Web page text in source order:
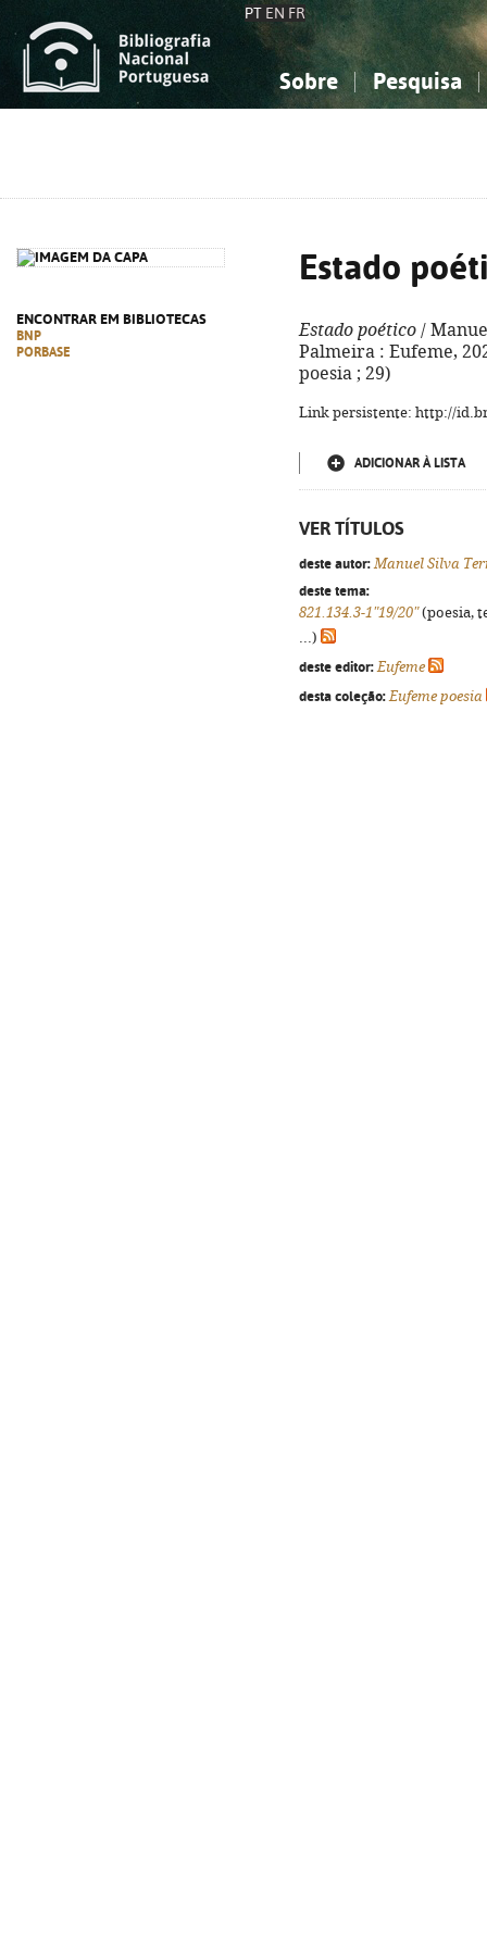
PT EN FR
Sobre Pesquisa
ENCONTRAR EM BIBLIOTECAS
BNP
PORBASE
Estado
Estado poético /
Palmeira : Eufeme,
poesia ; 29)
Link persistente: http://
ADICIONAR À LISTA
VER TÍTULOS
deste autor: Manuel Silva
deste tema:
821.134.3-1"19/20"(poesia,
...)
deste editor: Eufeme
desta coleção: Eufeme poesia